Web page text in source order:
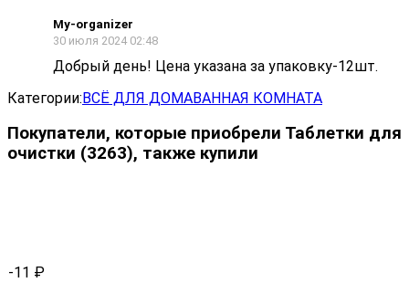
My-organizer
30 июля 2024 02:48
Добрый день! Цена указана за упаковку-12шт.
Категории:ВСЁ ДЛЯ ДОМАВАННАЯ КОМНАТА
Покупатели, которые приобрели Таблетки для
очистки (3263), также купили
-11 ₽